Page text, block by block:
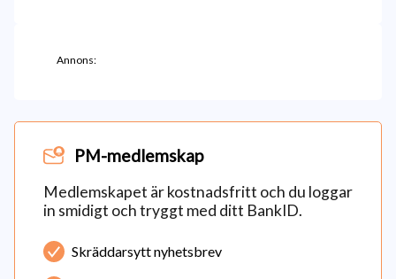
Annons:
PM-medlemskap
Medlemskapet är kostnadsfritt och du loggar
in smidigt och tryggt med ditt BankID.
Skräddarsytt nyhetsbrev